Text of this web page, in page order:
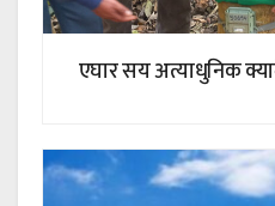
एघार सय अत्याधुनिक